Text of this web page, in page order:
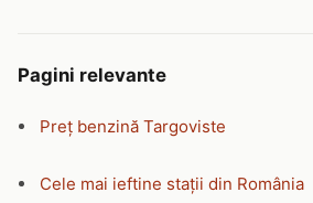
Pagini relevante
Preț benzină Targoviste
Cele mai ieftine stații din România